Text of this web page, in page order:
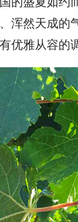
浑然天成的
优雅从容的